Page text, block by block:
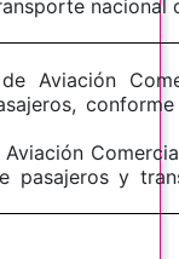
nacional
Aviación
pasajeros y